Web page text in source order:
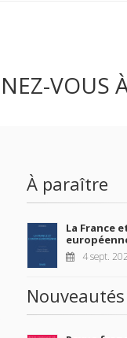
VOUS
À paraître
La France
4 sept.
Nouveautés